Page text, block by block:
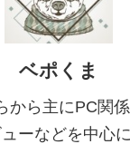
ベポくま
から主にPC関
ーなどを中心